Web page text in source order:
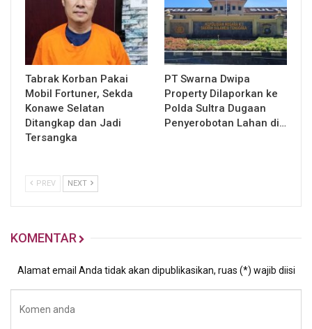
Tabrak Korban Pakai
Mobil Fortuner, Sekda
Konawe Selatan
Ditangkap dan Jadi
Tersangka
PT Swarna Dwipa
Property Dilaporkan ke
Polda Sultra Dugaan
Penyerobotan Lahan di…
PREV NEXT
KOMENTAR
Alamat email Anda tidak akan dipublikasikan, ruas (*) wajib diisi